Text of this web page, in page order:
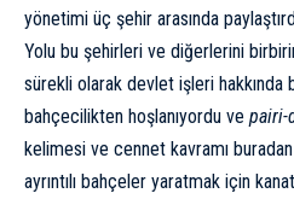
yönetimi üç şehir arasında
Yolu bu şehirleri ve diğerlerini
sürekli olarak devlet işleri hakkında
bahçecilikten hoşlanıyordu ve pairi-
kelimesi ve cennet kavramı
ayrıntılı bahçeler yaratmak için